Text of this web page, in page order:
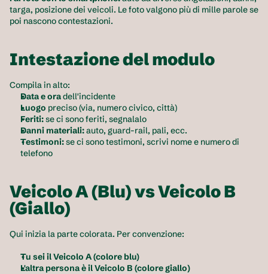
targa, posizione dei veicoli. Le foto valgono più di mille parole se
poi nascono contestazioni.
Intestazione del modulo
Compila in alto:
Data e ora dell'incidente
Luogo preciso (via, numero civico, città)
Feriti: se ci sono feriti, segnalalo
Danni materiali: auto, guard-rail, pali, ecc.
Testimoni: se ci sono testimoni, scrivi nome e numero di
telefono
Veicolo A (Blu) vs Veicolo B
(Giallo)
Qui inizia la parte colorata. Per convenzione:
Tu sei il Veicolo A (colore blu)
L'altra persona è il Veicolo B (colore giallo)